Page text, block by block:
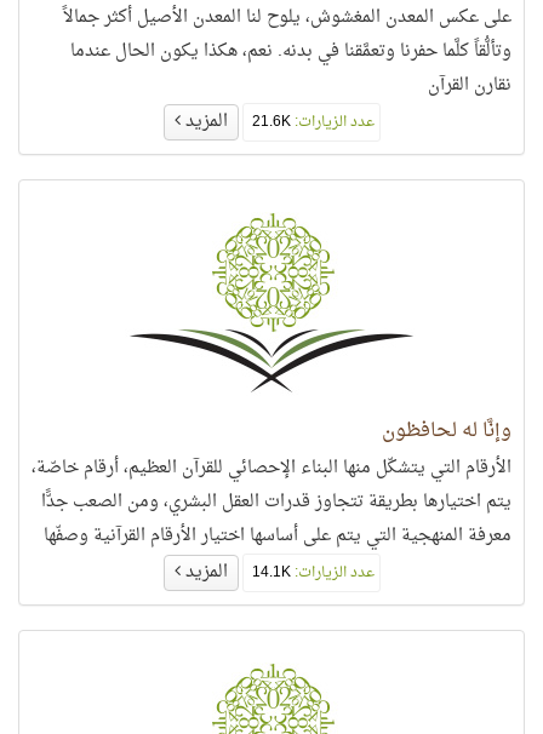
على عكس المعدن المغشوش، يلوح لنا المعدن الأصيل أكثر جمالاً
وتألُّقاً كلَّما حفرنا وتعمَّقنا في بدنه. نعم، هكذا يكون الحال عندما
نقارن القرآن
عدد الزيارات:21.6K المزيد
وإنَّا له لحافظون
الأرقام التي يتشكّل منها البناء الإحصائي للقرآن العظيم، أرقام خاصّة،
يتم اختيارها بطريقة تتجاوز قدرات العقل البشري، ومن الصعب جدًّا
معرفة المنهجية التي يتم على أساسها اختيار الأرقام القرآنية وصفّها
عدد الزيارات:14.1K المزيد